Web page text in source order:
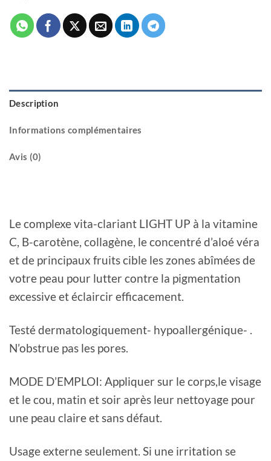
Description
Informations complémentaires
Avis (0)
Le complexe vita-clariant LIGHT UP à la vitamine
C, B-carotène, collagène, le concentré d’aloé véra
et de principaux fruits cible les zones abîmées de
votre peau pour lutter contre la pigmentation
excessive et éclaircir efficacement.
Testé dermatologiquement- hypoallergénique- .
N’obstrue pas les pores.
MODE D’EMPLOI: Appliquer sur le corps,le visage
et le cou, matin et soir après leur nettoyage pour
une peau claire et sans défaut.
Usage externe seulement. Si une irritation se